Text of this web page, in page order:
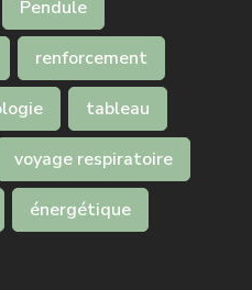
Pendule
renforcement
tableau
voyage respiratoire
énergétique